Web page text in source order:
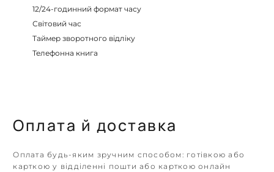
12/24-годинний формат часу
Світовий час
Таймер зворотного відліку
Телефонна книга
Оплата й доставка
Оплата будь-яким зручним способом: готівкою або
карткою у відділенні пошти або карткою онлайн